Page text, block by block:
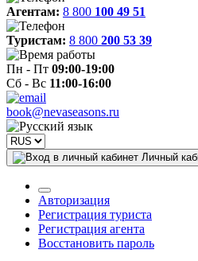
Агентам: 8 800 100 49 51
Туристам: 8 800 200 53 39
Пн - Пт 09:00-19:00
Сб - Вс 11:00-16:00
book@nevaseasons.ru
Личный
Авторизация
Регистрация туриста
Регистрация агента
Восстановить пароль